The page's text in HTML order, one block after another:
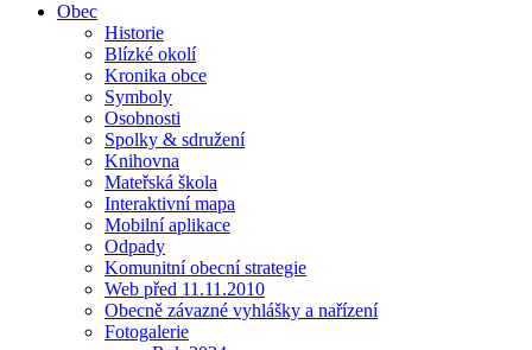
Obec
Historie
Blízké okolí
Kronika obce
Symboly
Osobnosti
Spolky & sdružení
Knihovna
Mateřská škola
Interaktivní mapa
Mobilní aplikace
Odpady
Komunitní obecní strategie
Web před 11.11.2010
Obecně závazné vyhlášky a nařízení
Fotogalerie